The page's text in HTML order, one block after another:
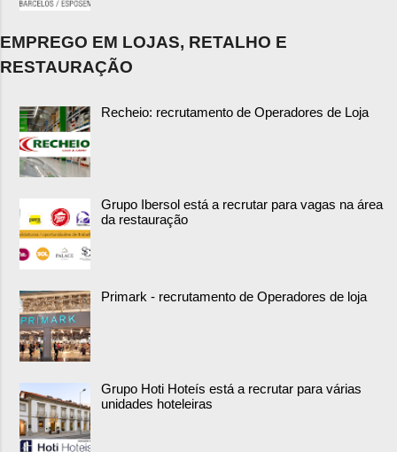
EMPREGO EM LOJAS, RETALHO E
RESTAURAÇÃO
Recheio: recrutamento de Operadores de Loja
Grupo Ibersol está a recrutar para vagas na área
da restauração
Primark - recrutamento de Operadores de loja
Grupo Hoti Hoteís está a recrutar para várias
unidades hoteleiras